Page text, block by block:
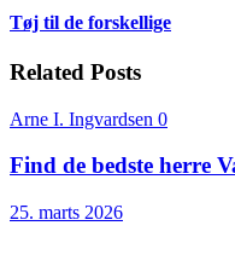
Tøj til de forskellige
Related Posts
Arne I. Ingvardsen 0
Find de bedste herre
25. marts 2026